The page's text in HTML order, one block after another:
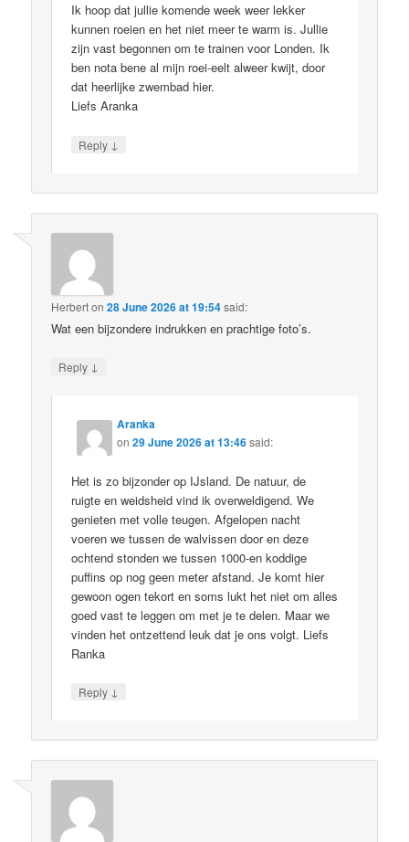
Ik hoop dat jullie komende week weer lekker
kunnen roeien en het niet meer te warm is. Jullie
zijn vast begonnen om te trainen voor Londen. Ik
ben nota bene al mijn roei-eelt alweer kwijt, door
dat heerlijke zwembad hier.
Liefs Aranka
Reply ↓
Herberton28 June 2026 at 19:54said:
Wat een bijzondere indrukken en prachtige foto’s.
Reply ↓
Aranka
on29 June 2026 at 13:46said:
Het is zo bijzonder op IJsland. De natuur, de
ruigte en weidsheid vind ik overweldigend. We
genieten met volle teugen. Afgelopen nacht
voeren we tussen de walvissen door en deze
ochtend stonden we tussen 1000-en koddige
puffins op nog geen meter afstand. Je komt hier
gewoon ogen tekort en soms lukt het niet om alles
goed vast te leggen om met je te delen. Maar we
vinden het ontzettend leuk dat je ons volgt. Liefs
Ranka
Reply ↓